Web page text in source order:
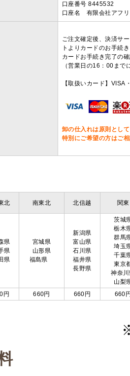
口座番号 8445532
口座名 有限会社アフ
ご注文確定後、決済サ
トよりカードのお手続
カードお手続き完了の
（営業日の16：00ま
【取扱いカード】
卸の仕入れは原則とし
特別にご希望の方はご
料
北 南東北 北信越 関東
県
県
県
宮城県
山形県
福島県
新潟県
富山県
石川県
福井県
長野県
茨城
栃木
群馬
埼玉
千葉
東京
神奈
山梨
円 660円 660円 660
送料